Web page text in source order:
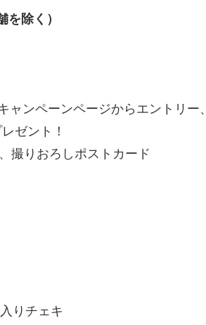
除く）
ンペーンページからエントリー、
ゼント！
撮りおろしポストカード
りチェキ